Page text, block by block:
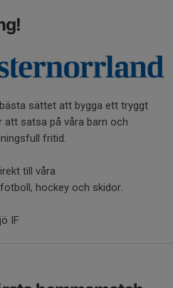
sättet att bygga ett tryggt
att satsa på våra barn och
fritid.
till våra
hockey och skidor.
IF